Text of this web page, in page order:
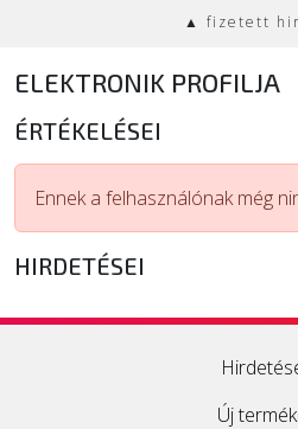
EGYÉB
SZOLGÁLTATÁSOK
▲ fizetett
ELEKTRONIK PROFILJA
ÉRTÉKELÉSEI
Ennek a felhasználónak még
HIRDETÉSEI
Új